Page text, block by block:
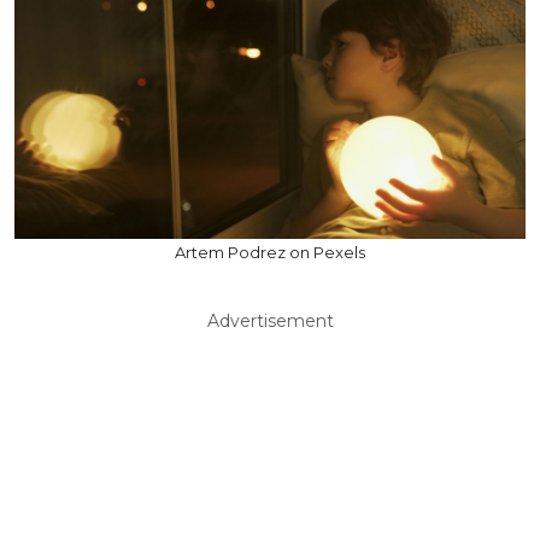
Artem Podrez on Pexels
Advertisement